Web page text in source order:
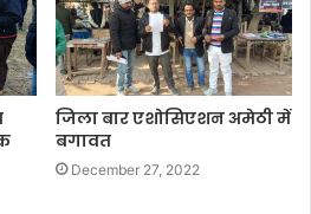
जिला बार एशोसिएशन अमेठी में
बगावत
December 27, 2022